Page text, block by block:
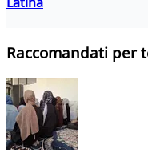
Raccomandati per